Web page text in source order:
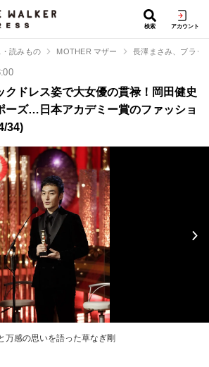
検索 アカウント
読みもの MOTHER マザー 長澤まさみ、ブラッ
クドレス姿で大女優の貫禄！岡田健史
ーズ…日本アカデミー賞のファッショ
34)
万感の思いを語った草なぎ剛